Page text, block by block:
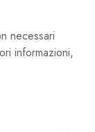
necessari
informazioni,